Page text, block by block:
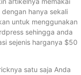
hanya sekali
untuk menggunakan
sehingga anda
sejenis harganya $50
satu saja Anda